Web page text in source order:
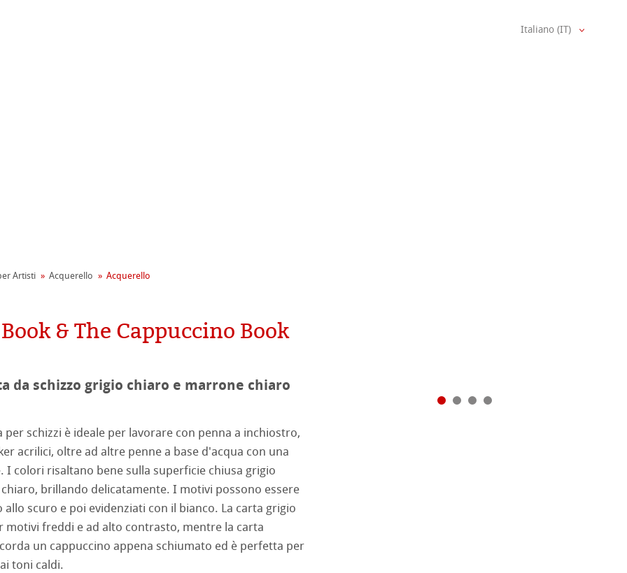
Green Rooster
profiliAlbums
Inkjet
Rag
Classici
Pastel
Italiano (IT)
Artisti Acquerello Acquerello
& The Cappuccino Book
da schizzo grigio chiaro e marrone chiaro
per schizzi è ideale per lavorare con penna a inchiostro,
acrilici, oltre ad altre penne a base d'acqua con una
I colori risaltano bene sulla superficie chiusa grigio
brillando delicatamente. I motivi possono essere
allo scuro e poi evidenziati con il bianco. La carta grigio
motivi freddi e ad alto contrasto, mentre la carta
un cappuccino appena schiumato ed è perfetta per
toni caldi.